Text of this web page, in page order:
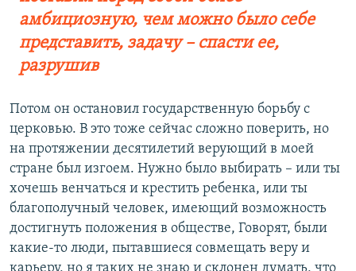
амбициозную, чем можно было себе
представить, задачу – спасти ее,
разрушив
Потом он остановил государственную борьбу с
церковью. В это тоже сейчас сложно поверить, но
на протяжении десятилетий верующий в моей
стране был изгоем. Нужно было выбирать – или ты
хочешь венчаться и крестить ребенка, или ты
благополучный человек, имеющий возможность
достигнуть положения в обществе, Говорят, были
какие-то люди, пытавшиеся совмещать веру и